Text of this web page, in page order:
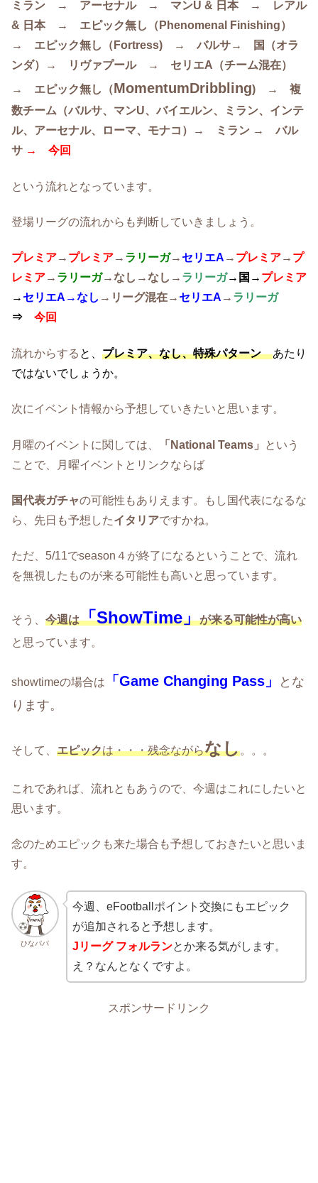
ミラン → アーセナル → マンU & 日本 → レアル
& 日本 → エピック無し（Phenomenal Finishing）
→ エピック無し（Fortress) → バルサ→ 国（オラ
ンダ）→ リヴァプール → セリエA（チーム混在）
→ エピック無し（MomentumDribbling) → 複
数チーム（バルサ、 マンU、 バイエルン、 ミラン、 インテ
ル、 アーセナル、 ローマ、 モナコ ）→ ミラン → バル
サ → 今回
という流れとなっています。
登場リーグの流れからも判断していきましょう。
プレミア→ プレミア→ ラリーガ→ セリエA → プレミア→ プ
レミア→ ラリーガ→なし→なし→ ラリーガ→国→ プレミア
→ セリエA→なし →リーグ混在→ セリエA → ラリーガ
⇒ 今回
流れからする と、 プレミア、なし、特殊パターンあたり
ではないでしょうか。
次にイベント情報から予想していきたいと思います。
月曜のイベントに関しては、 「National Teams」
という
ことで、月曜イベントとリンクならば
国代表ガチャの可能性もありえます。もし国代表になるな
ら、先日も予想したイタリアですかね。
ただ、5/11でseason４が終了になるということで、流れ
を無視したものが来る可能性も高いと思っています。
そう、 今週は「ShowTime」が来る可能性が高い
と思っています。
showtimeの場合は 「Game Changing Pass 」
とな
ります。
そして、 エピックは・・・残念ながらなし。。。
これであれば、流れともあうので、今週はこれにしたいと
思います。
念のためエピックも来た場合も予想しておきたいと思いま
す。
ひなパパ
今週、eFootballポイント交換にもエピック
が追加されると予想します。
Jリーグ フォルランとか来る気がします。
え？なんとなくですよ。
スポンサードリンク